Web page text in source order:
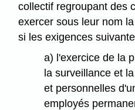
collectif regroupant des
exercer sous leur nom
si les exigences
a) l'exercice de la
la surveillance et
et personnelles
employés